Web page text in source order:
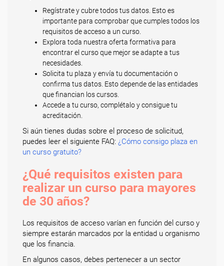
Regístrate y cubre todos tus datos. Esto es
importante para comprobar que cumples todos los
requisitos de acceso a un curso.
Explora toda nuestra oferta formativa para
encontrar el curso que mejor se adapte a tus
necesidades.
Solicita tu plaza y envía tu documentación o
confirma tus datos. Esto depende de las entidades
que financian los cursos.
Accede a tu curso, complétalo y consigue tu
acreditación.
Si aún tienes dudas sobre el proceso de solicitud,
puedes leer el siguiente FAQ: ¿Cómo consigo plaza en
un curso gratuito?
¿Qué requisitos existen para
realizar un curso para mayores
de 30 años?
Los requisitos de acceso varían en función del curso y
siempre estarán marcados por la entidad u organismo
que los financia.
En algunos casos, debes pertenecer a un sector